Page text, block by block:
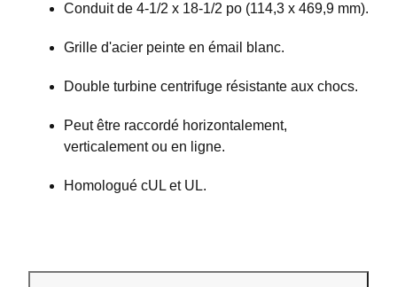
Conduit de 4-1/2 x 18-1/2 po (114,3 x 469,9 mm).
Grille d'acier peinte en émail blanc.
Double turbine centrifuge résistante aux chocs.
Peut être raccordé horizontalement,
verticalement ou en ligne.
Homologué cUL et UL.